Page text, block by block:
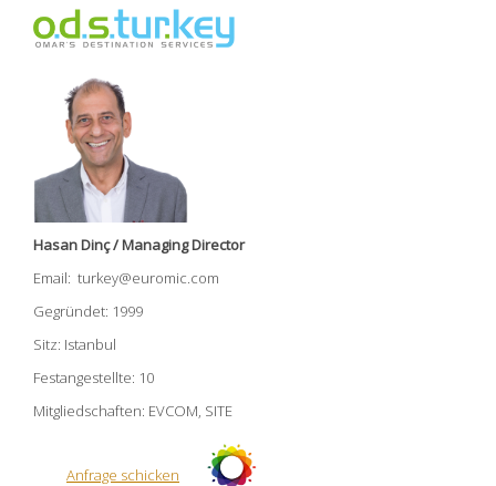
Hasan Dinç / Managing Director
Email: turkey@euromic.com
Gegründet: 1999
Sitz: Istanbul
Festangestellte: 10
Mitgliedschaften: EVCOM, SITE
Anfrage schicken